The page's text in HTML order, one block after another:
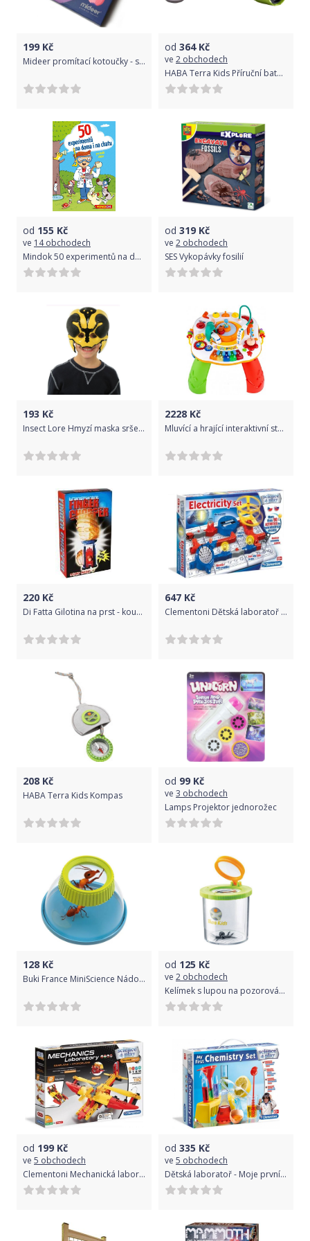
199 Kč
Mideer promítací kotoučky - sada pohádek 2
od 364Kč
ve 2 obchodech
HABA Terra Kids Příruční baterka
od 155 Kč
ve 14 obchodech
Mindok 50 experimentů na doma i na chatu
od 319 Kč
ve 2 obchodech
SES Vykopávky fosilií
193 Kč
Insect Lore Hmyzí maska sršeň - Bug Hedz
2228 Kč
Mluvící a hrající interaktivní stoleček New Baby s jezdícím vláčkem CZ/SK, Dle obrázku
220 Kč
Di Fatta Gilotina na prst - kouzlo
647 Kč
Clementoni Dětská laboratoř - Elektronická sada
208 Kč
HABA Terra Kids Kompas
od 99 Kč
ve 3 obchodech
Lamps Projektor jednorožec
128 Kč
Buki France MiniScience Nádoba na brouky s lupou
od 125 Kč
ve 2 obchodech
Kelímek s lupou na pozorování hmyzu
od 199 Kč
ve 5 obchodech
Clementoni Mechanická laboratoř - Hydroplán, 130 dílků
od 335 Kč
ve 5 obchodech
Dětská laboratoř - Moje první chemická sada